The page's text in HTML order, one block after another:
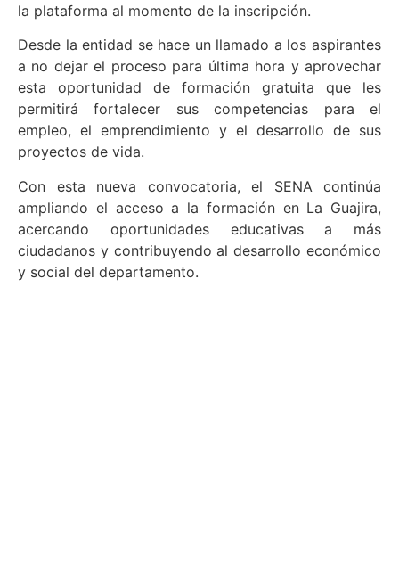
la plataforma al momento de la inscripción.
Desde la entidad se hace un llamado a los aspirantes
a no dejar el proceso para última hora y aprovechar
esta oportunidad de formación gratuita que les
permitirá fortalecer sus competencias para el
empleo, el emprendimiento y el desarrollo de sus
proyectos de vida.
Con esta nueva convocatoria, el SENA continúa
ampliando el acceso a la formación en La Guajira,
acercando oportunidades educativas a más
ciudadanos y contribuyendo al desarrollo económico
y social del departamento.